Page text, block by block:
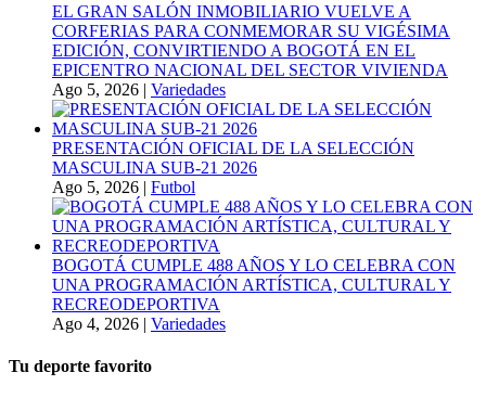
EL GRAN SALÓN INMOBILIARIO VUELVE A
CORFERIAS PARA CONMEMORAR SU VIGÉSIMA
EDICIÓN, CONVIRTIENDO A BOGOTÁ EN EL
EPICENTRO NACIONAL DEL SECTOR VIVIENDA
Ago 5, 2026 | Variedades
PRESENTACIÓN OFICIAL DE LA SELECCIÓN
MASCULINA SUB-21 2026
Ago 5, 2026 | Futbol
BOGOTÁ CUMPLE 488 AÑOS Y LO CELEBRA CON
UNA PROGRAMACIÓN ARTÍSTICA, CULTURAL Y
RECREODEPORTIVA
Ago 4, 2026 | Variedades
Tu deporte favorito